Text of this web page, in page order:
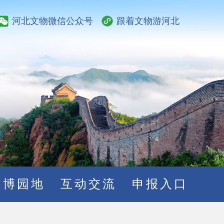
河北文物微信公众号 跟着文物游河北
博园地 互动交流 申报入口